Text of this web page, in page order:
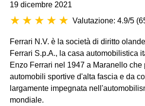
19 dicembre 2021
Valutazione: 4.9/5 (
Ferrari N.V. è la società di diritto
Ferrari S.p.A., la casa automobilistica
Enzo Ferrari nel 1947 a Maranello che
automobili sportive d'alta fascia e da
largamente impegnata
mondiale.